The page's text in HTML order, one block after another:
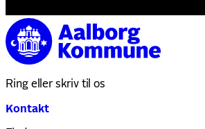
Ring eller skriv til os
Kontakt